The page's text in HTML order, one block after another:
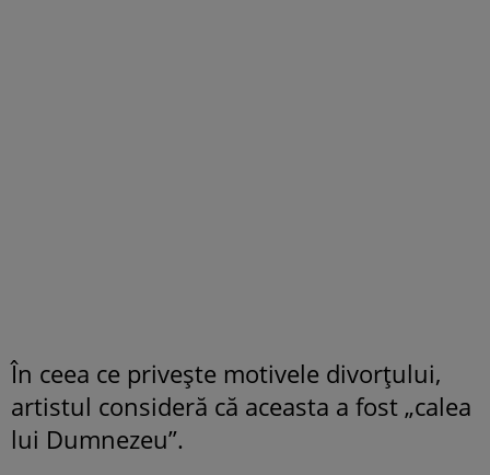
În ceea ce privește motivele divorțului,
artistul consideră că aceasta a fost „calea
lui Dumnezeu”.